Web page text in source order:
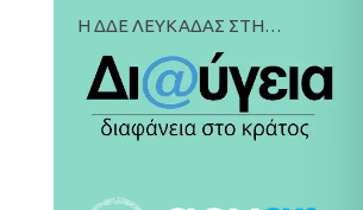
Η ΔΔΕ ΛΕΥΚΑΔΑΣ ΣΤΗ…